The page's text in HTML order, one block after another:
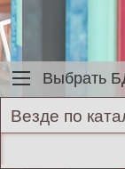
Выбрать
Везде по